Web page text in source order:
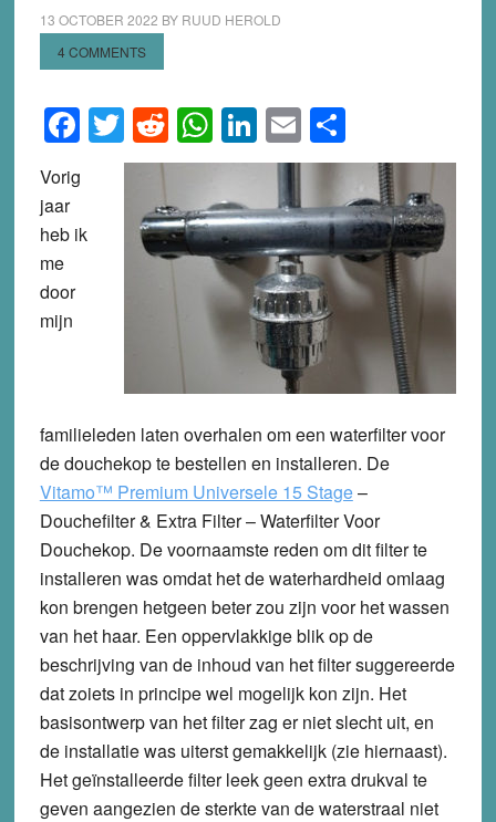
13 OCTOBER 2022 BY RUUD HEROLD
4 COMMENTS
Facebook
Twitter
Reddit
WhatsApp
LinkedIn
EmailShare
Vorig
jaar
heb ik
me
door
mijn
familieleden laten overhalen om een waterfilter voor
de douchekop te bestellen en installeren. De
Vitamo™ Premium Universele 15 Stage–
Douchefilter & Extra Filter – Waterfilter Voor
Douchekop. De voornaamste reden om dit filter te
installeren was omdat het de waterhardheid omlaag
kon brengen hetgeen beter zou zijn voor het wassen
van het haar. Een oppervlakkige blik op de
beschrijving van de inhoud van het filter suggereerde
dat zoiets in principe wel mogelijk kon zijn. Het
basisontwerp van het filter zag er niet slecht uit, en
de installatie was uiterst gemakkelijk (zie hiernaast).
Het geïnstalleerde filter leek geen extra drukval te
geven aangezien de sterkte van de waterstraal niet